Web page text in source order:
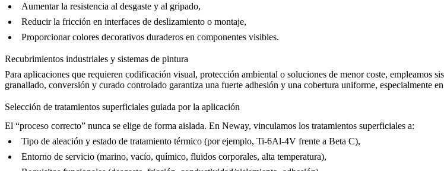
Aumentar la resistencia al desgaste y al gripado,
Reducir la fricción en interfaces de deslizamiento o montaje,
Proporcionar colores decorativos duraderos en componentes visibles.
Recubrimientos industriales y sistemas de pintura
Para aplicaciones que requieren codificación visual, protección ambiental o soluciones de menor coste, empleamos
granallado, conversión y curado controlado garantiza una fuerte adhesión y una cobertura uniforme, especialmente
Selección de tratamientos superficiales guiada por la aplicación
El “proceso correcto” nunca se elige de forma aislada. En Neway, vinculamos los tratamientos superficiales a:
Tipo de aleación y estado de tratamiento térmico (por ejemplo, Ti-6Al-4V frente a Beta C),
Entorno de servicio (marino, vacío, químico, fluidos corporales, alta temperatura),